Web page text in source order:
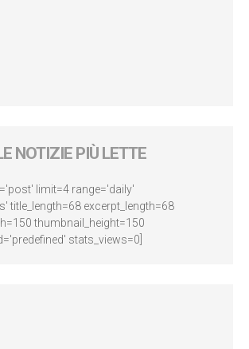
NOTIZIE PIÙ LETTE
limit=4 range='daily'
title_length=68 excerpt_length=68
thumbnail_height=150
stats_views=0]